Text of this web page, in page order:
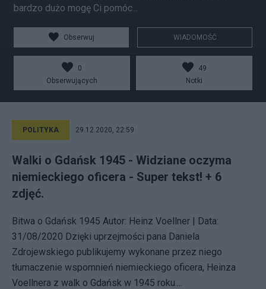
bardzo dużo mogę Ci pomóc...
Obserwuj WIADOMOŚĆ
0
Obserwujących
49
Notki
POLITYKA 29.12.2020, 22:59
Walki o Gdańsk 1945 - Widziane oczyma
niemieckiego oficera - Super tekst! + 6
zdjęć.
Bitwa o Gdańsk 1945 Autor: Heinz Voellner | Data:
31/08/2020 Dzięki uprzejmości pana Daniela
Zdrojewskiego publikujemy wykonane przez niego
tłumaczenie wspomnień niemieckiego oficera, Heinza
Voellnera z walk o Gdańsk w 1945 roku....